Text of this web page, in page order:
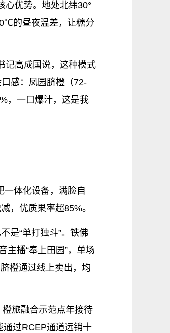
心优势。地处北纬30°
的昼夜温差，让糖分
记高成国说，这种模式
感：凤园脐橙（72-
，一口爆汁，这是我
一体化设备，满脸自
，优质果率超85%。
是“单打独斗”。铁佛
主播“奉上田园”，单场
橙通过线上卖出，均
橙旅融合示范点年接待
通过RCEP通道远销十